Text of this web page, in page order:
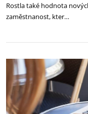
Rostla také hodnota
zaměstnanost, kter…